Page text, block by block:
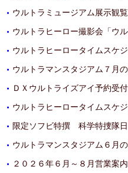
・ ウルトラミュージアム展示観
・ ウルトラヒーロー撮影会「ウル
・ ウルトラヒーロータイムスケ
・ ウルトラマンスタジアム７月
・ ＤＸウルトライズアイ予約受
・ ウルトラヒーロータイムスケ
・ 限定ソフビ特撰 科学特捜隊
・ ウルトラマンスタジアム６月
・ ２０２６年６月～８月営業案内